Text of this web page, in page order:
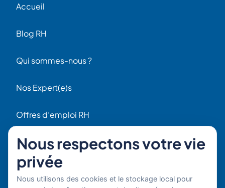
Accueil
Blog RH
Qui sommes-nous ?
Nos Expert(e)s
Offres d’emploi RH
56 Rue Raspail
F92300 Levallois
+ 33 (0)1 42 70 97 20
Par email
Nous respectons votre vie
privée
Nous utilisons des cookies et le stockage local pour